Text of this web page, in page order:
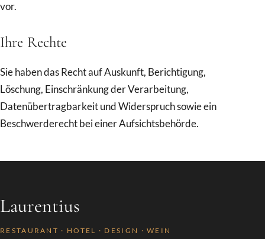
vor.
Ihre Rechte
Sie haben das Recht auf Auskunft, Berichtigung,
Löschung, Einschränkung der Verarbeitung,
Datenübertragbarkeit und Widerspruch sowie ein
Beschwerderecht bei einer Aufsichtsbehörde.
Laurentius
RESTAURANT · HOTEL · DESIGN · WEIN